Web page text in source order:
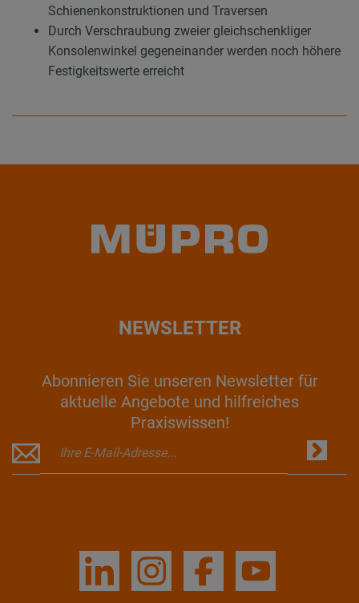
Schienenkonstruktionen und Traversen
Durch Verschraubung zweier gleichschenkliger
Konsolenwinkel gegeneinander werden noch höhere
Festigkeitswerte erreicht
NEWSLETTER
Abonnieren Sie unseren Newsletter für
aktuelle Angebote und hilfreiches
Praxiswissen!